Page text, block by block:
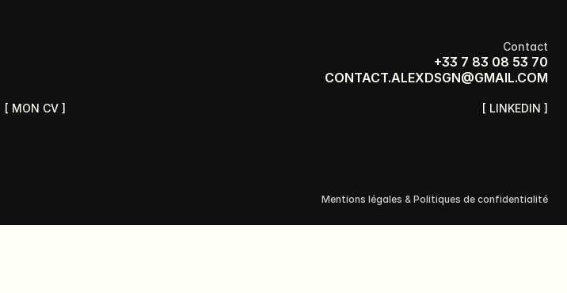
Contact
+33 7 83 08 53 70
CONTACT.ALEXDSGN@GMAIL.COM
[ MON CV ] [ LINKEDIN ]
Mentions légales & Politiques de confidentialité